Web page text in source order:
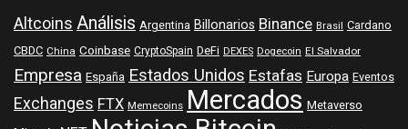
AltcoinsAnálisis Argentina BillonariosBinance Brasil Cardano
CBDC China Coinbase CryptoSpain DeFi DEXES Dogecoin El Salvador
Empresa España Estados UnidosEstafasEuropa Eventos
ExchangesFTX Memecoins Mercados Metaverso